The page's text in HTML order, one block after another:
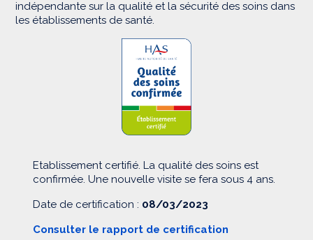
indépendante sur la qualité et la sécurité des soins dans
les établissements de santé.
Etablissement certifié. La qualité des soins est
confirmée. Une nouvelle visite se fera sous 4 ans.
Date de certification : 08/03/2023
Consulter le rapport de certification